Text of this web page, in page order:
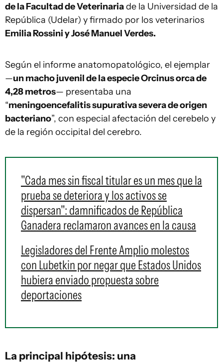
de la Facultad de Veterinariade la Universidad de la
República (Udelar) y firmado por los veterinarios
Emilia Rossini y José Manuel Verdes.
Según el informe anatomopatológico, el ejemplar
—un macho juvenil de la especie Orcinus orca de
4,28 metros— presentaba una
“meningoencefalitis supurativa severa de origen
bacteriano”, con especial afectación del cerebelo y
de la región occipital del cerebro.
"Cada mes sin fiscal titular es un mes que la
prueba se deteriora y los activos se
dispersan": damnificados de República
Ganadera reclamaron avances en la causa
Legisladores del Frente Amplio molestos
con Lubetkin por negar que Estados Unidos
hubiera enviado propuesta sobre
deportaciones
La principal hipótesis: una